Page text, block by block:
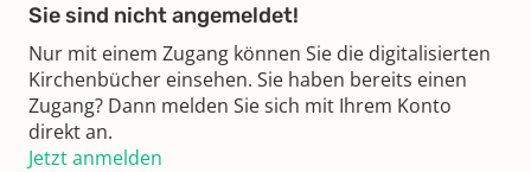
Sie sind nicht angemeldet!
Nur mit einem Zugang können Sie die digitalisierten
Kirchenbücher einsehen. Sie haben bereits einen
Zugang? Dann melden Sie sich mit Ihrem Konto
direkt an.
Jetzt anmelden